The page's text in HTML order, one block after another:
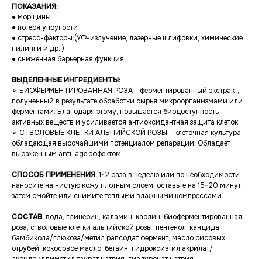
ПОКАЗАНИЯ:
● морщины
● потеря упругости
● стресс-факторы (УФ-излучение, лазерные шлифовки, химические
пилинги и др..)
● сниженная барьерная функция
ВЫДЕЛЕННЫЕ ИНГРЕДИЕНТЫ:
➢ БИОФЕРМЕНТИРОВАННАЯ РОЗА - ферментированный экстракт,
полученный в результате обработки сырья микроорганизмами или
ферментами. Благодаря этому, повышается биодоступность
активных веществ и усиливается антиоксидантная защита клеток.
➢ СТВОЛОВЫЕ КЛЕТКИ АЛЬПИЙСКОЙ РОЗЫ - клеточная культура,
обладающая высочайшими потенциалом репарации! Обладает
выраженным anti-age эффектом.
СПОСОБ ПРИМЕНЕНИЯ:1-2 раза в неделю или по необходимости
наносите на чистую кожу плотным слоем, оставьте на 15-20 минут,
затем смойте или снимите теплыми влажными компрессами.
СОСТАВ:вода, глицерин, каламин, каолин, биоферментированная
роза, стволовые клетки альпийской розы, пентенол, кандида
бамбикола/глюкоза/метил рапсодат фермент, масло рисовых
отрубей, кокосовое масло, бетаин, гидроксиэтил акрилат/